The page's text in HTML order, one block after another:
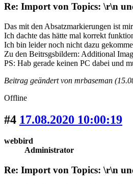
Re: Import von Topics: \r\n
Das mit den Absatzmarkierungen ist
Ich dachte das hätte mal korrekt
Ich bin leider noch nicht dazu
Zu den Beitrsgsbildern: Additional
PS: Hab gerade keinen PC dabei und
Beitrag geändert von mrbaseman
Offline
#4 17.08.2020 10:00:19
webbird
Administrator
Re: Import von Topics: \r\n